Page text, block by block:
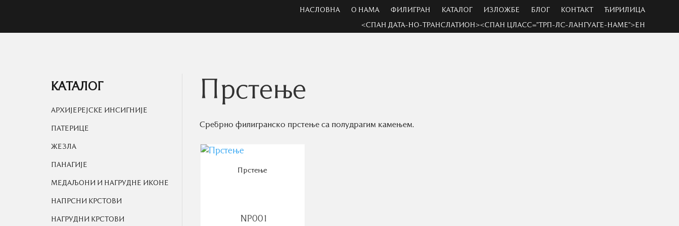
НАСЛОВНА О НАМА ФИЛИГРАН КАТАЛОГ ИЗЛОЖБЕ БЛОГ КОНТАКТ ЋИРИЛИЦА
<СПАН ДАТА-НО-ТРАНСЛАТИОН><СПАН ЦЛАСС="ТРП-ЛС-ЛАНГУАГЕ-НАМЕ">ЕН
КАТАЛОГ
АРХИЈЕРЕЈСКЕ ИНСИГНИЈЕ
ПАТЕРИЦЕ
ЖЕЗЛА
ПАНАГИЈЕ
МЕДАЉОНИ И НАГРУДНЕ ИКОНЕ
НАПРСНИ КРСТОВИ
НАГРУДНИ КРСТОВИ
Прстење
Сребрно филигранско прстење са полудрагим камењем.
Прстење
NP001